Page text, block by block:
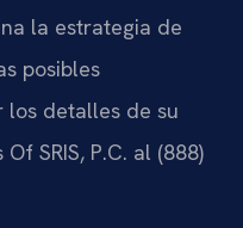
la estrategia de
posibles
los detalles de su
SRIS, P.C. al (888)